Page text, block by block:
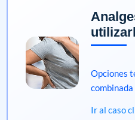
Opciones
Ir al caso